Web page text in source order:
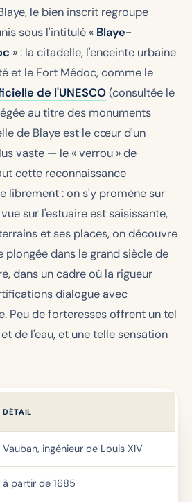
le bien inscrit regroupe
sous l'intitulé « Blaye-
» : la citadelle, l'enceinte urbaine
et le Fort Médoc, comme le
de l'UNESCO(consultée le
au titre des monuments
de Blaye est le cœur d'un
vaste — le « verrou » de
cette reconnaissance
librement : on s'y promène sur
sur l'estuaire est saisissante,
et ses places, on découvre
plongée dans le grand siècle de
dans un cadre où la rigueur
dialogue avec
Peu de forteresses offrent un tel
de l'eau, et une telle sensation
DÉTAIL
Vauban, ingénieur de Louis XIV
à partir de 1685